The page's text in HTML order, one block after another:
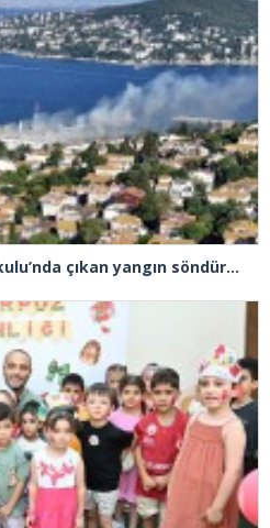
Heybeliada Deniz Harp Okulu’nda çıkan yangın söndürüldü